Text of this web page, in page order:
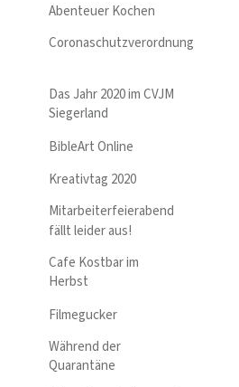
Abenteuer Kochen
Coronaschutzverordnung
Das Jahr 2020 im CVJM
Siegerland
BibleArt Online
Kreativtag 2020
Mitarbeiterfeierabend
fällt leider aus!
Cafe Kostbar im
Herbst
Filmegucker
Während der
Quarantäne